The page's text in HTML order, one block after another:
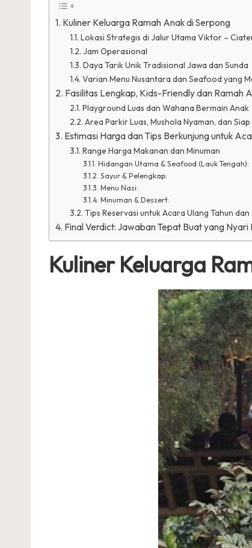
Kuliner Keluarga Ramah Anak di Serpong
Lokasi Strategis di Jalur Utama Viktor –
Jam Operasional
Daya Tarik Unik Tradisional Jawa dan Sunda
Varian Menu Nusantara dan Seafood yang
Fasilitas Lengkap, Kids-Friendly dan Ramah
Playground Luas dan Wahana Bermain Anak
Area Parkir Luas, Mushola Nyaman, dan
Estimasi Harga dan Tips Berkunjung untuk
Range Harga Makanan dan Minuman
Hidangan Utama & Seafood (Lauk Tengah):
Sayur & Pelengkap:
Menu Nasi:
Minuman & Dessert:
Tips Reservasi untuk Acara Ulang Tahun
Final Verdict: Jawaban Tepat Buat yang
Kuliner Keluarga